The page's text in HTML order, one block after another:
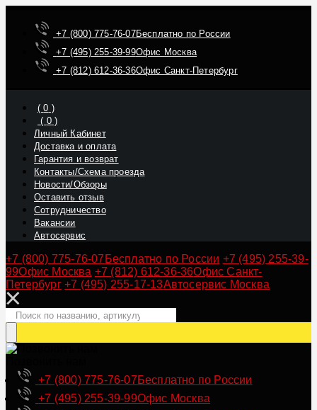
+7 (800) 775-76-07Бесплатно по России
+7 (495) 255-39-99Офис Москва
+7 (812) 612-36-36Офис Санкт-Петербург
(0 )
( 0)
Личный Кабинет
Доставка и оплата
Гарантия и возврат
Контакты/Схема проезда
Новости/Обзоры
Оставить отзыв
Сотрудничество
Вакансии
Автосервис
+7 (800) 775-76-07 Бесплатно по России +7 (495) 255-39-
99Офис Москва +7 (812) 612-36-36Офис Санкт-
Петербург +7 (495) 255-17-13Автосервис Москва
+7 (800) 775-76-07Бесплатно по России
+7 (495) 255-39-99Офис Москва